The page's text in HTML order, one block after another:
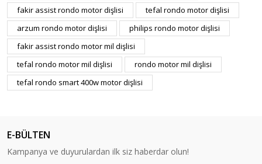
fakir assist rondo motor dişlisi
tefal rondo motor dişlisi
arzum rondo motor dişlisi
philips rondo motor dişlisi
fakir assist rondo motor mil dişlisi
tefal rondo motor mil dişlisi
rondo motor mil dişlisi
tefal rondo smart 400w motor dişlisi
E-BÜLTEN
Kampanya ve duyurulardan ilk siz haberdar olun!